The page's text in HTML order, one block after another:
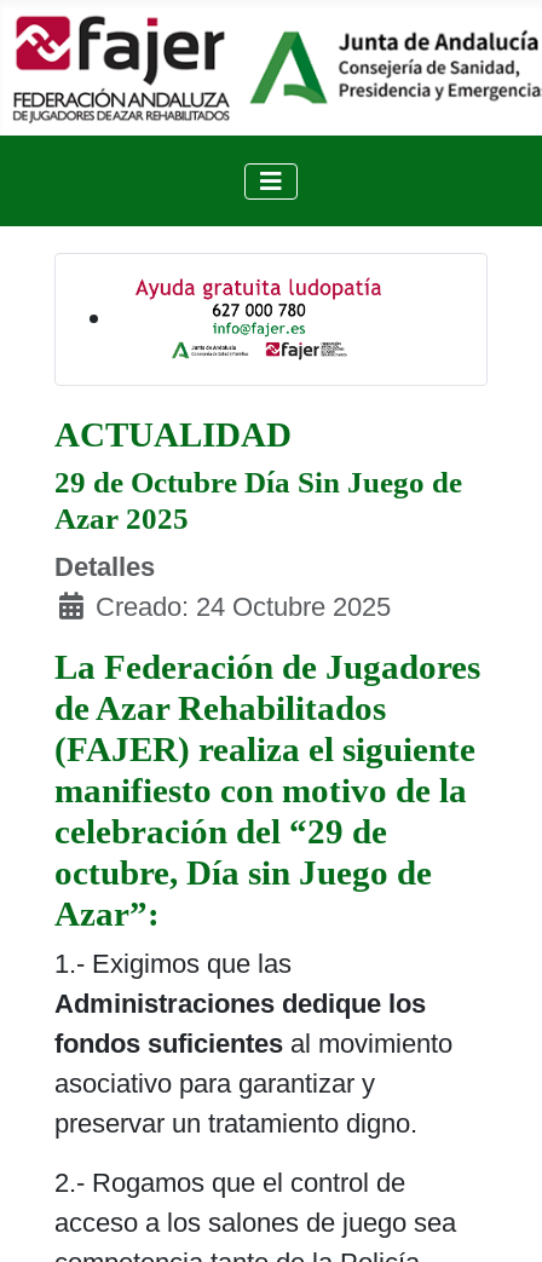
ACTUALIDAD
29 de Octubre Día Sin Juego de
Azar 2025
Detalles
Creado: 24 Octubre 2025
La Federación de Jugadores
de Azar Rehabilitados
(FAJER) realiza el siguiente
manifiesto con motivo de la
celebración del “29 de
octubre, Día sin Juego de
Azar”:
1.- Exigimos que las
Administraciones dedique los
fondos suficientesal movimiento
asociativo para garantizar y
preservar un tratamiento digno.
2.- Rogamos que el control de
acceso a los salones de juego sea